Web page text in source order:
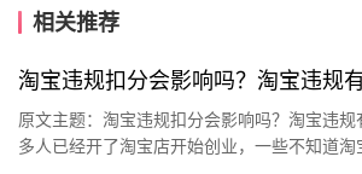
相关推荐
淘宝违规扣分会影响吗？淘宝违规
原文主题：淘宝违规扣分会影响吗？淘宝违
多人已经开了淘宝店开始创业，一些不知道